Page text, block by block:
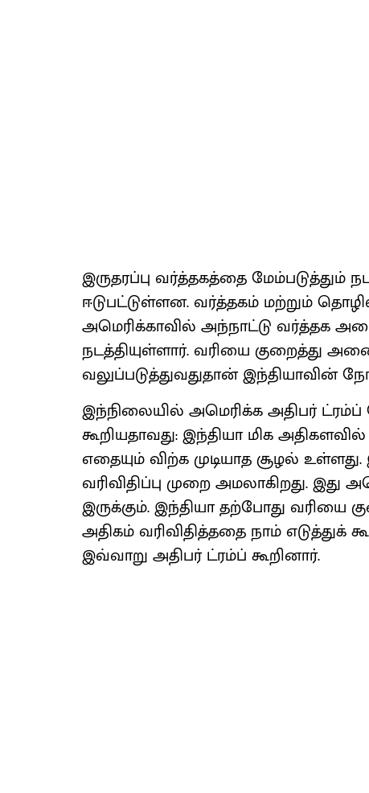
இருதரப்பு வர்த்தகத்தை மேம்படுத்தும்
ஈடுபட்டுள்ளன. வர்த்தகம் மற்றும்
அமெரிக்காவில் அந்நாட்டு வர்த்தக
நடத்தியுள்ளார். வரியை குறைத்து
வலுப்படுத்துவதுதான் இந்தியாவின்
இந்நிலையில் அமெரிக்க அதிபர் ட்ரம்ப்
கூறியதாவது: இந்தியா மிக
எதையும் விற்க முடியாத சூழல்
வரிவிதிப்பு முறை அமலாகிறது. இது
இருக்கும். இந்தியா தற்போது
அதிகம் வரிவிதித்ததை நாம் எடுத்துக்
இவ்வாறு அதிபர் ட்ரம்ப் கூறினார்.